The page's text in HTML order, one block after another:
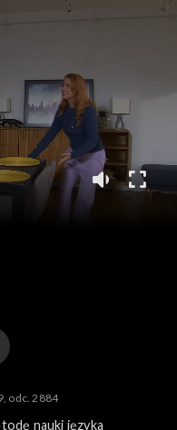
odc. 2884
nauki języka